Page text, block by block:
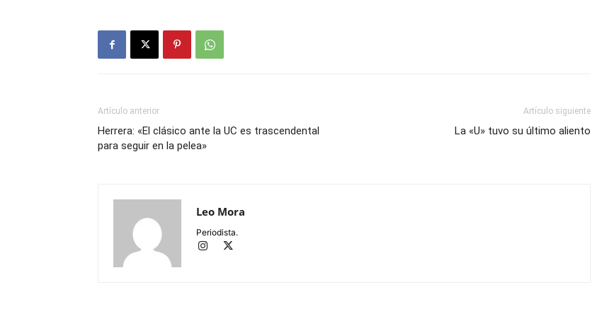
Artículo anterior
Herrera: «El clásico ante la UC es trascendental
para seguir en la pelea»
Artículo siguiente
La «U» tuvo su último aliento
Leo Mora
Periodista.